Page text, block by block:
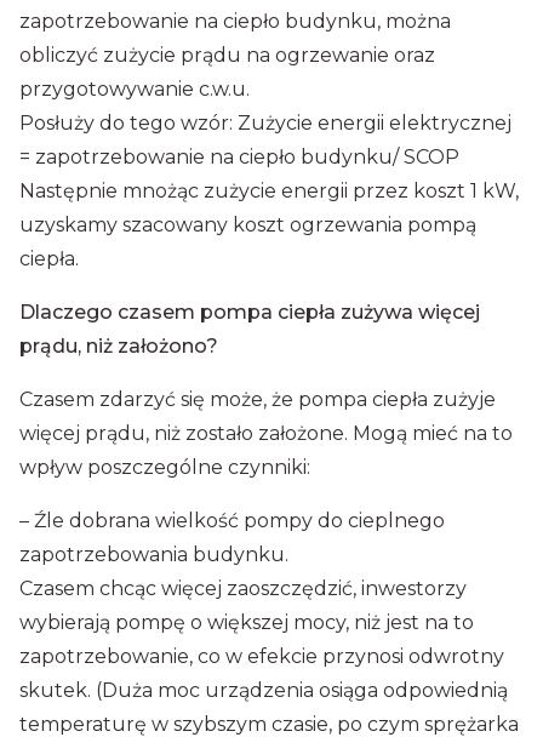
zapotrzebowanie na ciepło budynku, można
obliczyć zużycie prądu na ogrzewanie oraz
przygotowywanie c.w.u.
Posłuży do tego wzór: Zużycie energii elektrycznej
= zapotrzebowanie na ciepło budynku/ SCOP
Następnie mnożąc zużycie energii przez koszt 1 kW,
uzyskamy szacowany koszt ogrzewania pompą
ciepła.
Dlaczego czasem pompa ciepła zużywa więcej
prądu, niż założono?
Czasem zdarzyć się może, że pompa ciepła zużyje
więcej prądu, niż zostało założone. Mogą mieć na to
wpływ poszczególne czynniki:
– Źle dobrana wielkość pompy do cieplnego
zapotrzebowania budynku.
Czasem chcąc więcej zaoszczędzić, inwestorzy
wybierają pompę o większej mocy, niż jest na to
zapotrzebowanie, co w efekcie przynosi odwrotny
skutek. (Duża moc urządzenia osiąga odpowiednią
temperaturę w szybszym czasie, po czym sprężarka